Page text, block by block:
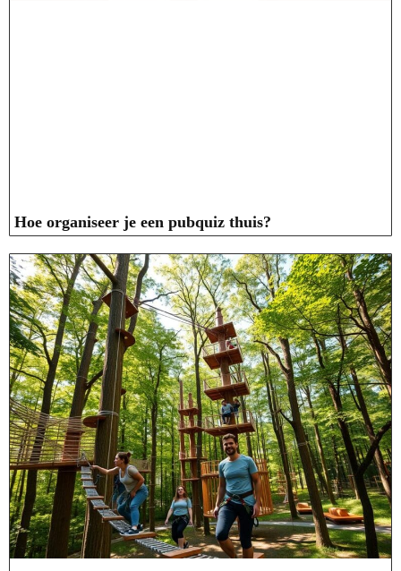
Hoe organiseer je een pubquiz thuis?